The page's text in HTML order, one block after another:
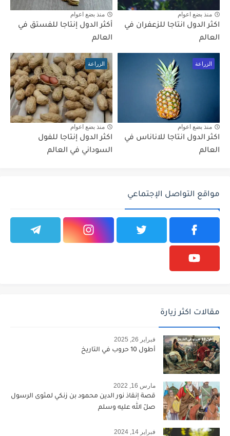
منذ بضع اعوام
اكثر الدول انتاجا للزعفران في
العالم
منذ بضع اعوام
أكثر الدول إنتاجا للفستق في
العالم
الزراعة
منذ بضع اعوام
اكثر الدول انتاجا للاناناس في
العالم
الزراعة
منذ بضع اعوام
اكثر الدول إنتاجا للفول
السوداني في العالم
مواقع التواصل الإجتماعي
مقالات اكثر زيارة
فبراير 26, 2025
أطول 10 حروب في التاريخ
مارس 16, 2022
قصة إنقاذ نور الدين محمود بن زنكي لمثوى الرسول
صلّ الله عليه وسلم
فبراير 14, 2024